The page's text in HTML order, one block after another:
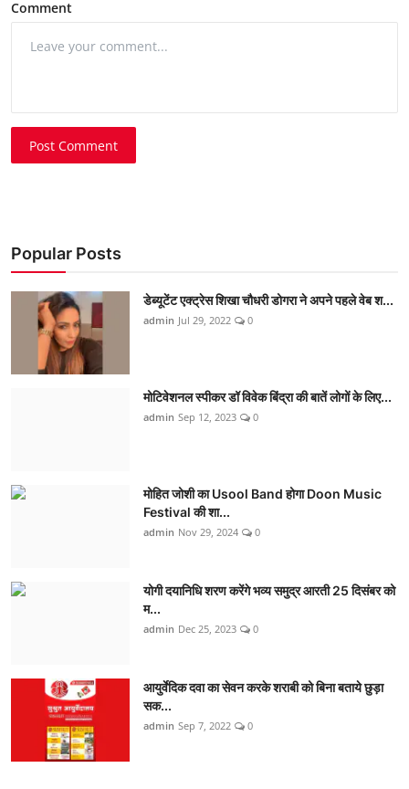
Comment
Post Comment
Popular Posts
डेब्यूटेंट एक्ट्रेस शिखा चौधरी डोगरा ने अपने पहले वेब श...
admin Jul 29, 2022 0
मोटिवेशनल स्पीकर डॉ विवेक बिंद्रा की बातें लोगों के लिए...
admin Sep 12, 2023 0
मोहित जोशी का Usool Band होगा Doon Music
Festival की शा...
admin Nov 29, 2024 0
योगी दयानिधि शरण करेंगे भव्य समुद्र आरती 25 दिसंबर को
म...
admin Dec 25, 2023 0
आयुर्वेदिक दवा का सेवन करके शराबी को बिना बताये छुड़ा
सक...
admin Sep 7, 2022 0